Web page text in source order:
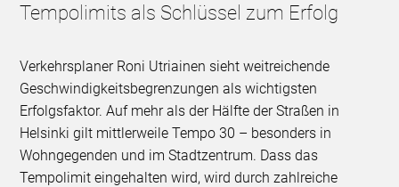
Tempolimits als Schlüssel zum Erfolg
Verkehrsplaner Roni Utriainen sieht weitreichende
Geschwindigkeitsbegrenzungen als wichtigsten
Erfolgsfaktor. Auf mehr als der Hälfte der Straßen in
Helsinki gilt mittlerweile Tempo 30 – besonders in
Wohngegenden und im Stadtzentrum. Dass das
Tempolimit eingehalten wird, wird durch zahlreiche